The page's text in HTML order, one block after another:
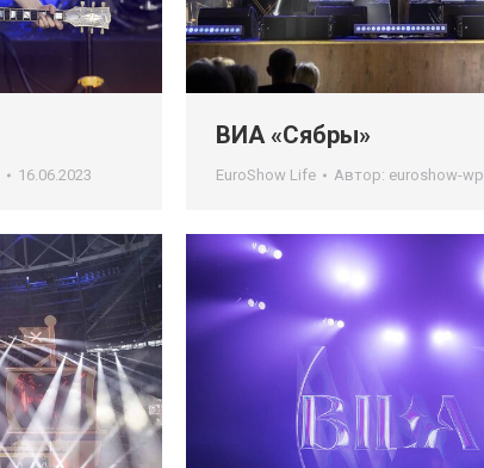
16.06.2023
ВИА «Сябры»
EuroShow Life Автор: euroshow-wp